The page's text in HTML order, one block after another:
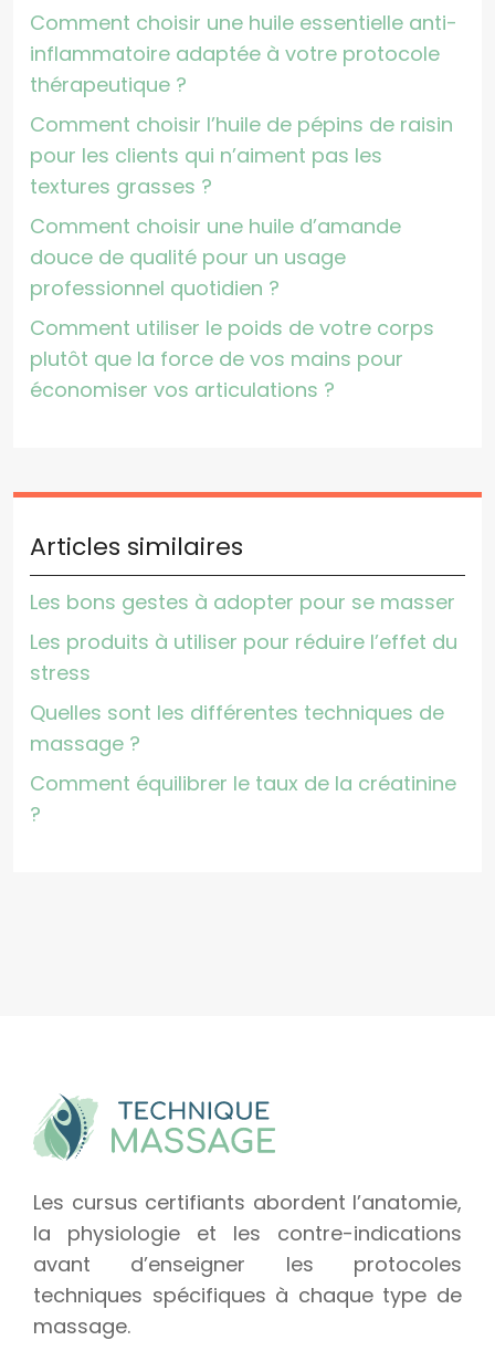
Comment choisir une huile essentielle anti-
inflammatoire adaptée à votre protocole
thérapeutique ?
Comment choisir l’huile de pépins de raisin
pour les clients qui n’aiment pas les
textures grasses ?
Comment choisir une huile d’amande
douce de qualité pour un usage
professionnel quotidien ?
Comment utiliser le poids de votre corps
plutôt que la force de vos mains pour
économiser vos articulations ?
Articles similaires
Les bons gestes à adopter pour se masser
Les produits à utiliser pour réduire l’effet du
stress
Quelles sont les différentes techniques de
massage ?
Comment équilibrer le taux de la créatinine
?
Les cursus certifiants abordent l’anatomie,
la physiologie et les contre-indications
avant d’enseigner les protocoles
techniques spécifiques à chaque type de
massage.